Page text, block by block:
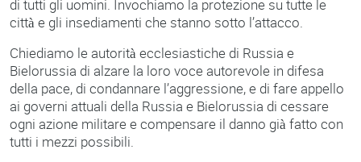
di tutti gli uomini. Invochiamo la protezione su tutte le
città e gli insediamenti che stanno sotto l’attacco.
Chiediamo le autorità ecclesiastiche di Russia e
Bielorussia di alzare la loro voce autorevole in difesa
della pace, di condannare l’aggressione, e di fare appello
ai governi attuali della Russia e Bielorussia di cessare
ogni azione militare e compensare il danno già fatto con
tutti i mezzi possibili.